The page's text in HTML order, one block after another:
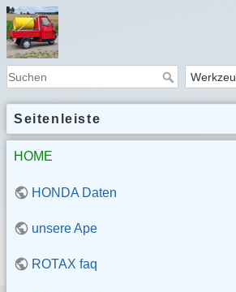
Seitenleiste
HOME
HONDA Daten
unsere Ape
ROTAX faq